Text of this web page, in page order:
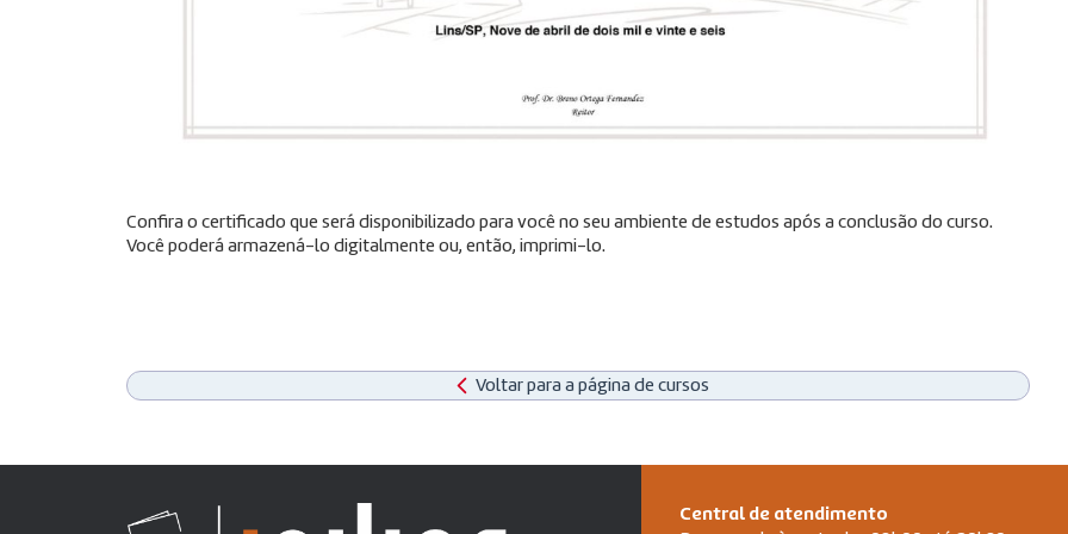
Confira o certificado que será disponibilizado para você no seu ambiente de estudos após a conclusão do curso.
Você poderá armazená-lo digitalmente ou, então, imprimi-lo.
Voltar para a página de cursos
Central de atendimento